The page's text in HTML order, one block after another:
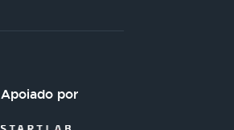
Apoiado por